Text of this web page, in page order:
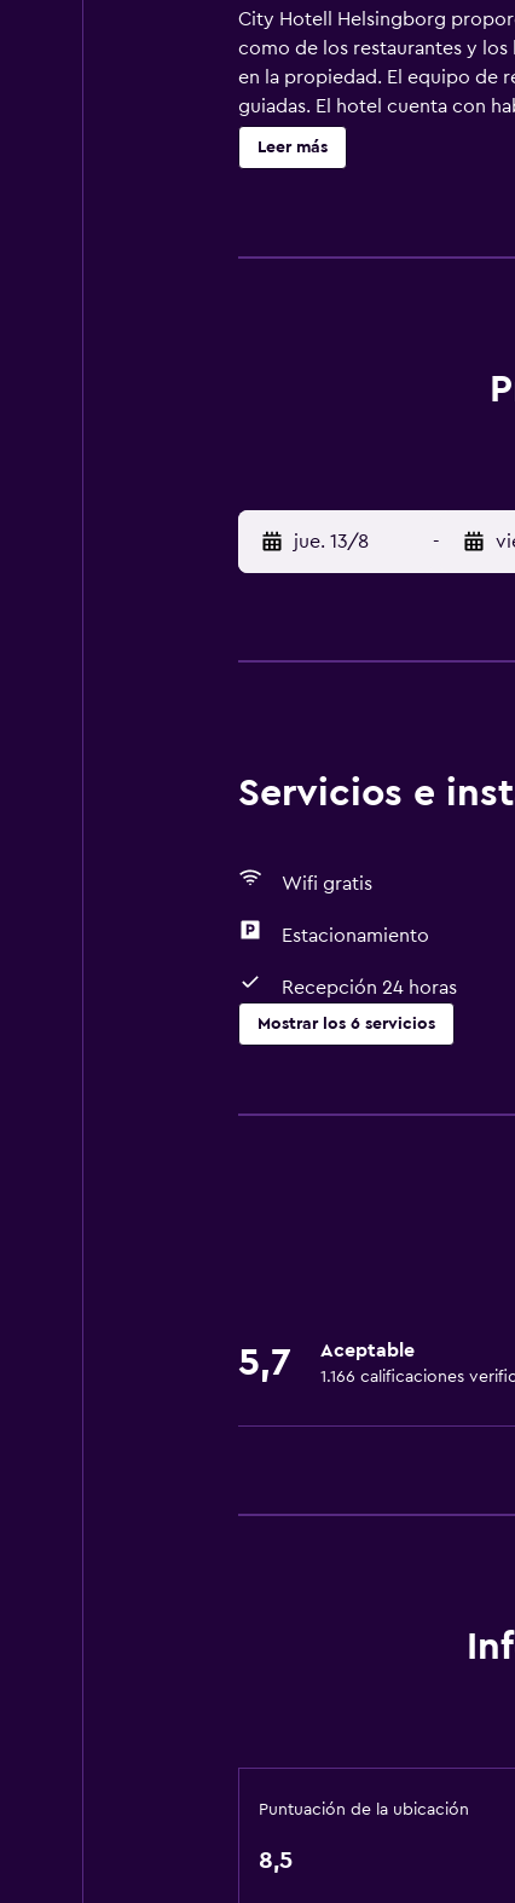
City Hotell Helsingborg
como de los restaurantes y
en la propiedad. El equipo de
guiadas. El hotel cuenta con
comodidades necesarias para
City Hotell Helsingborg está
Leer más
jue. 13/8 -
Servicios e
Wifi gratis
Estacionamiento
Recepción 24 horas
Mostrar los 6 servicios
Estacionamiento
5,7 Aceptable
1.166 calificaciones
Puntuación de la ubicación
8,5